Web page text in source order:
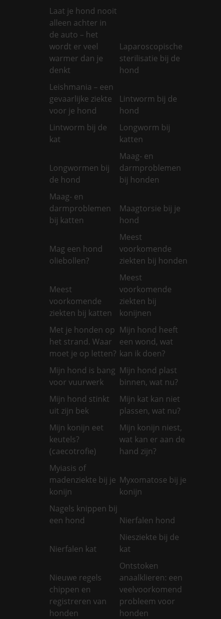
Laat je hond nooit
alleen achter in
de auto – het
wordt er veel
warmer dan je
denkt
Laparoscopische
sterilisatie bij de
hond
Leishmania – een
gevaarlijke ziekte
voor je hond
Lintworm bij de
hond
Lintworm bij de
kat
Longworm bij
katten
Longwormen bij
de hond
Maag- en
darmproblemen
bij honden
Maag- en
darmproblemen
bij katten
Maagtorsie bij je
hond
Mag een hond
oliebollen?
Meest
voorkomende
ziekten bij honden
Meest
voorkomende
ziekten bij katten
Meest
voorkomende
ziekten bij
konijnen
Met je honden op
het strand. Waar
moet je op letten?
Mijn hond heeft
een wond, wat
kan ik doen?
Mijn hond is bang
voor vuurwerk
Mijn hond plast
binnen, wat nu?
Mijn hond stinkt
uit zijn bek
Mijn kat kan niet
plassen, wat nu?
Mijn konijn eet
keutels?
(caecotrofie)
Mijn konijn niest,
wat kan er aan de
hand zijn?
Myiasis of
madenziekte bij je
konijn
Myxomatose bij je
konijn
Nagels knippen bij
een hond
Nierfalen hond
Nierfalen kat
Niesziekte bij de
kat
Nieuwe regels
chippen en
registreren van
honden
Ontstoken
anaalklieren: een
veelvoorkomend
probleem voor
honden